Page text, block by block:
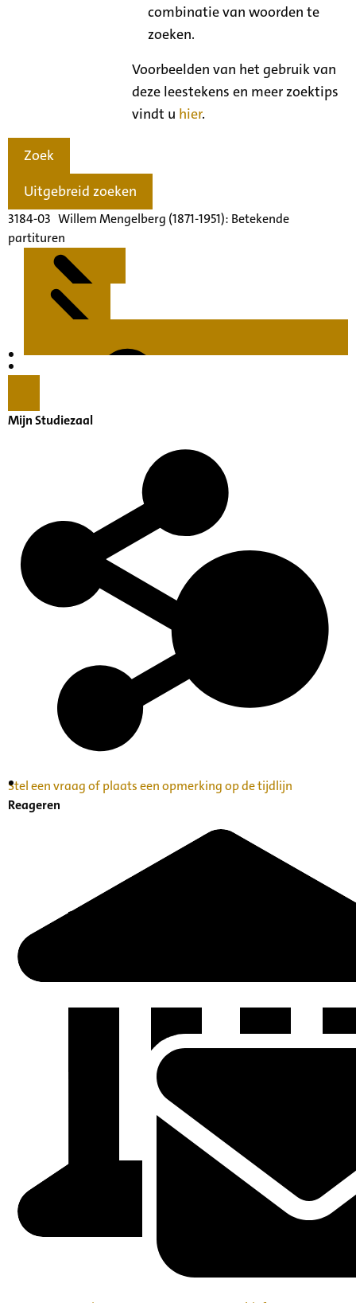
combinatie van woorden te
zoeken.
Voorbeelden van het gebruik van
deze leestekens en meer zoektips
vindt u hier.
Zoek
Uitgebreid zoeken
3184-03 Willem Mengelberg (1871-1951): Betekende
partituren
Inventaris Betekende partituren, geordend op
Mijn Studiezaal
Stel een vraag of plaats een opmerking op de tijdlijn
Reageren